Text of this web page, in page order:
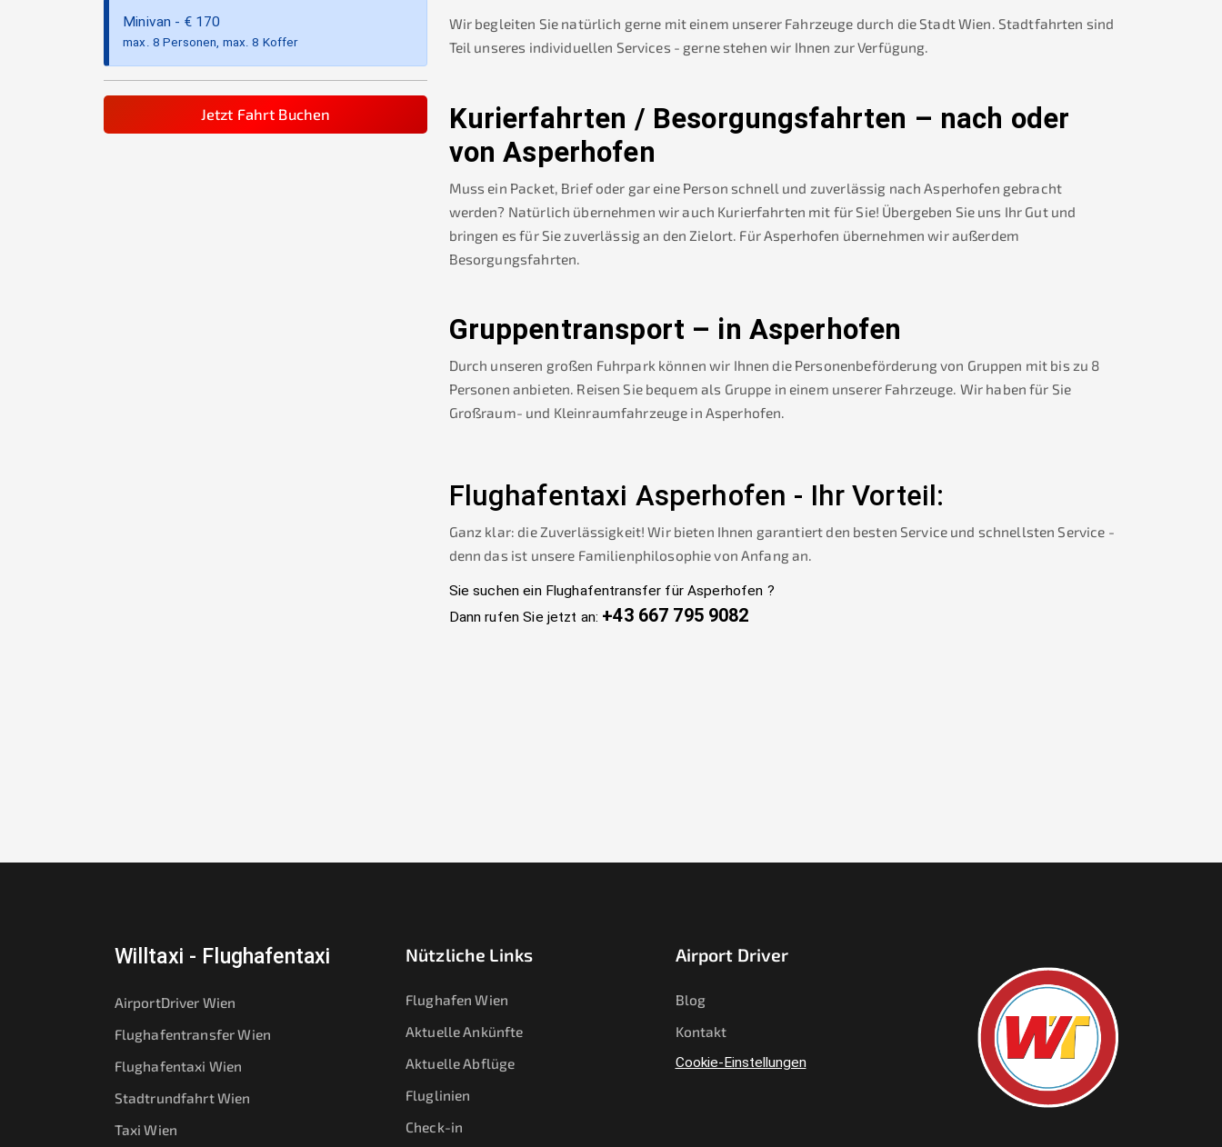
Minivan - € 170
max. 8 Personen, max. 8 Koffer
Jetzt Fahrt Buchen
Wir begleiten Sie natürlich gerne mit einem unserer Fahrzeuge durch die Stadt Wien. Stadtfahrten sind
Teil unseres individuellen Services - gerne stehen wir Ihnen zur Verfügung.
Kurierfahrten / Besorgungsfahrten – nach oder
von Asperhofen
Muss ein Packet, Brief oder gar eine Person schnell und zuverlässig nach Asperhofen gebracht
werden? Natürlich übernehmen wir auch Kurierfahrten mit für Sie! Übergeben Sie uns Ihr Gut und
bringen es für Sie zuverlässig an den Zielort. Für Asperhofen übernehmen wir außerdem
Besorgungsfahrten.
Gruppentransport – in Asperhofen
Durch unseren großen Fuhrpark können wir Ihnen die Personenbeförderung von Gruppen mit bis zu 8
Personen anbieten. Reisen Sie bequem als Gruppe in einem unserer Fahrzeuge. Wir haben für Sie
Großraum- und Kleinraumfahrzeuge in Asperhofen.
Flughafentaxi Asperhofen - Ihr Vorteil:
Ganz klar: die Zuverlässigkeit! Wir bieten Ihnen garantiert den besten Service und schnellsten Service -
denn das ist unsere Familienphilosophie von Anfang an.
Sie suchen ein Flughafentransfer für Asperhofen ?
Dann rufen Sie jetzt an: +43 667 795 9082
Willtaxi - Flughafentaxi
AirportDriver Wien
Flughafentransfer Wien
Flughafentaxi Wien
Stadtrundfahrt Wien
Taxi Wien
Nützliche Links
Flughafen Wien
Aktuelle Ankünfte
Aktuelle Abflüge
Fluglinien
Check-in
Airport Driver
Blog
Kontakt
Cookie-Einstellungen